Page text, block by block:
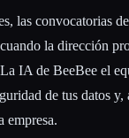
las convocatorias
la dirección
IA de BeeBee el
de tus datos
empresa.